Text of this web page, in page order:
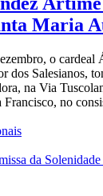
Maria
o cardeal
dos Salesianos,
na Via
Francisco, no